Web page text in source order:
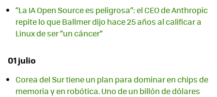
“La IA Open Source es peligrosa”: el CEO de Anthropic
repite lo que Ballmer dijo hace 25 años al calificar a
Linux de ser “un cáncer”
01 julio
Corea del Sur tiene un plan para dominar en chips de
memoria y en robótica. Uno de un billón de dólares